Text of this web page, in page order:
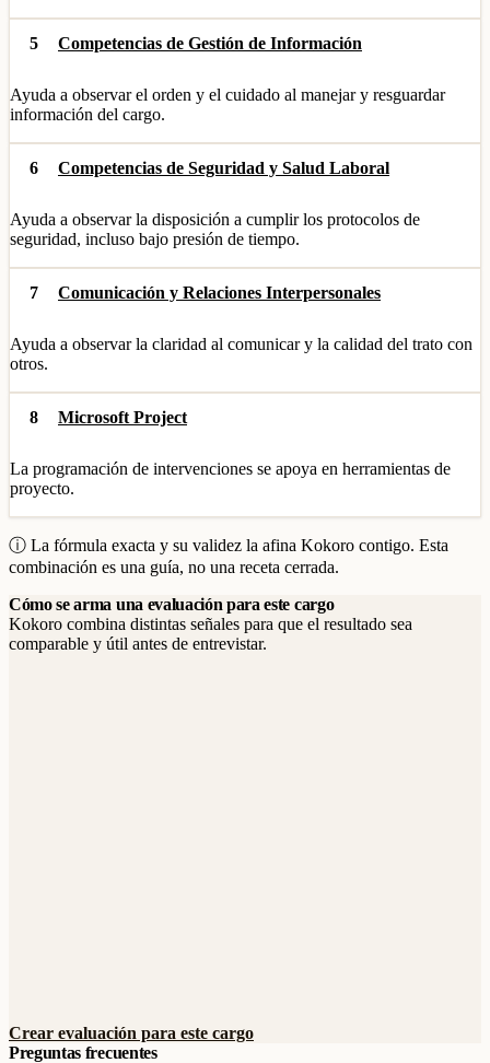
5 Competencias de Gestión de Información
Ayuda a observar el orden y el cuidado al manejar y resguardar
información del cargo.
6 Competencias de Seguridad y Salud Laboral
Ayuda a observar la disposición a cumplir los protocolos de
seguridad, incluso bajo presión de tiempo.
7 Comunicación y Relaciones Interpersonales
Ayuda a observar la claridad al comunicar y la calidad del trato con
otros.
8 Microsoft Project
La programación de intervenciones se apoya en herramientas de
proyecto.
ⓘ La fórmula exacta y su validez la afina Kokoro contigo. Esta
combinación es una guía, no una receta cerrada.
Cómo se arma una evaluación para este cargo
Kokoro combina distintas señales para que el resultado sea
comparable y útil antes de entrevistar.
Crear evaluación para este cargo
Preguntas frecuentes